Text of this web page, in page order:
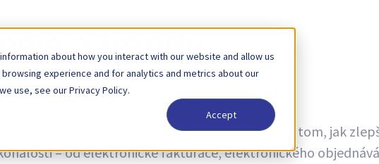
about how you interact with our website and allow us
experience and for analytics and metrics about our
use, see our Privacy Policy.
Accept
a trendy
novinky o aktualizacích produktů. Zjistěte více o tom, jak
– od elektronické fakturace, elektronického